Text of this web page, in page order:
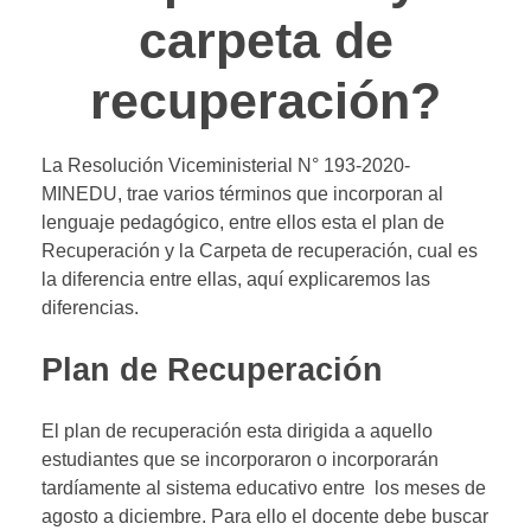
carpeta de
recuperación?
La Resolución Viceministerial N° 193-2020-
MINEDU, trae varios términos que incorporan al
lenguaje pedagógico, entre ellos esta el plan de
Recuperación y la Carpeta de recuperación, cual es
la diferencia entre ellas, aquí explicaremos las
diferencias.
Plan de Recuperación
El plan de recuperación esta dirigida a aquello
estudiantes que se incorporaron o incorporarán
tardíamente al sistema educativo entre los meses de
agosto a diciembre. Para ello el docente debe buscar